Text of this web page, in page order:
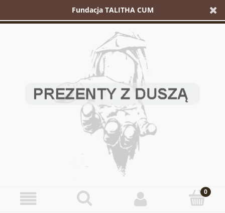
Fundacja TALITHA CUM